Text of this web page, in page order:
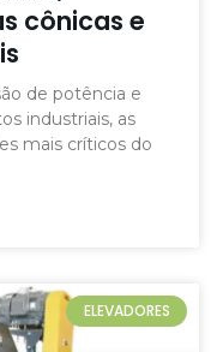
cônicas e
de potência e
industriais, as
mais críticos do
ELEVADORES